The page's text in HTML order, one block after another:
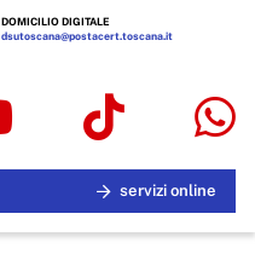
DOMICILIO DIGITALE
dsutoscana@postacert.toscana.it
servizi online